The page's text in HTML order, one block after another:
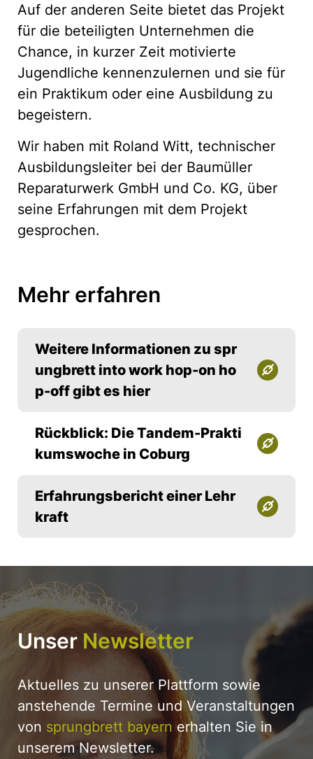
Auf der anderen Seite bietet das Projekt
für die beteiligten Unternehmen die
Chance, in kurzer Zeit motivierte
Jugendliche kennenzulernen und sie für
ein Praktikum oder eine Ausbildung zu
begeistern.
Wir haben mit Roland Witt, technischer
Ausbildungsleiter bei der Baumüller
Reparaturwerk GmbH und Co. KG, über
seine Erfahrungen mit dem Projekt
gesprochen.
Mehr erfahren
Weitere Informationen zu spr
ungbrett into work hop-on ho
p-off gibt es hier
Rückblick: Die Tandem-Prakti
kumswoche in Coburg
Erfahrungsbericht einer Lehr
kraft
Unser Newsletter
Aktuelles zu unserer Plattform sowie
anstehende Termine und Veranstaltungen
von sprungbrett bayernerhalten Sie in
unserem Newsletter.